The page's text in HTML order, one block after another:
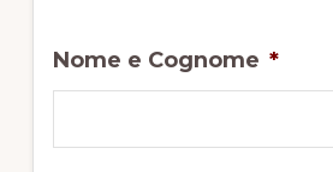
Nome e Cognome *